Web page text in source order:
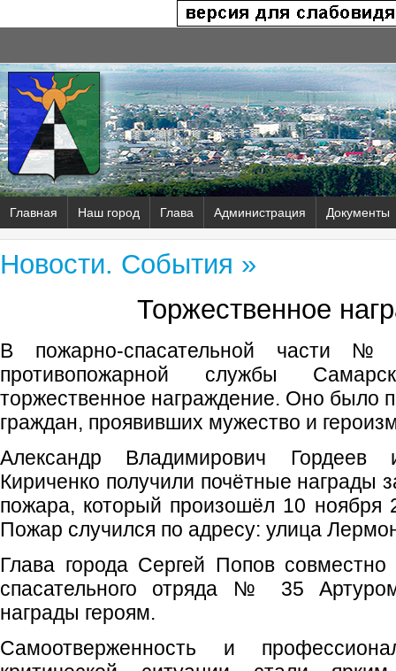
Главная Наш город Глава Администрация Документы
Новости. События »
Торжественное
В пожарно-спасательной
противопожарной службы
торжественное награждение. Оно было
граждан, проявивших мужество и
Александр Владимирович Гордеев
Кириченко получили почётные награды
пожара, который произошёл 10 ноября
Пожар случился по адресу: улица
Глава города Сергей Попов
спасательного отряда № 35
награды героям.
Самоотверженность и